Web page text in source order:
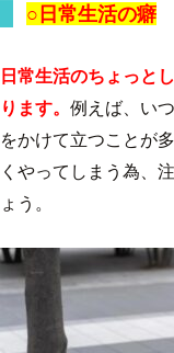
○日常生活の癖
日常生活のちょっと
ります。 例えば、い
をかけて立つことが
くやってしまう為、
ょう。